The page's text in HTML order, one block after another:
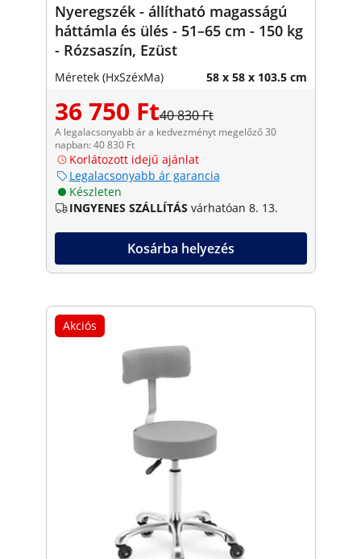
Nyeregszék - állítható magasságú
háttámla és ülés - 51–65 cm - 150 kg
- Rózsaszín, Ezüst
Méretek (HxSzéxMa) 58 x 58 x 103.5 cm
36 750 Ft40 830 Ft
A legalacsonyabb ár a kedvezményt megelőző 30
napban: 40 830 Ft
Korlátozott idejű ajánlat
Legalacsonyabb ár garancia
Készleten
INGYENES SZÁLLÍTÁS várhatóan 8. 13.
Kosárba helyezés
Akciós